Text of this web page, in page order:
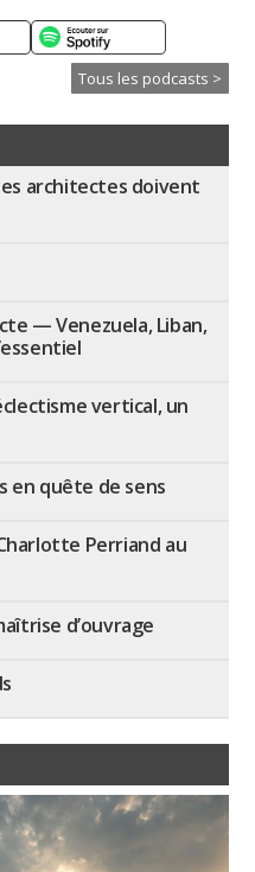
Tous les podcasts >
architectes doivent
— Venezuela, Liban,
vertical, un
en quête de sens
Perriand au
d’ouvrage